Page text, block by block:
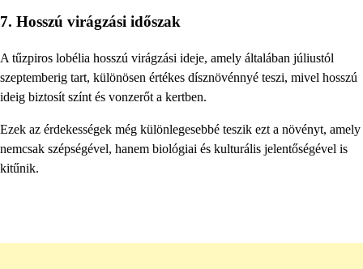
7. Hosszú virágzási időszak
A tűzpiros lobélia hosszú virágzási ideje, amely általában júliustól
szeptemberig tart, különösen értékes dísznövénnyé teszi, mivel hosszú
ideig biztosít színt és vonzerőt a kertben.
Ezek az érdekességek még különlegesebbé teszik ezt a növényt, amely
nemcsak szépségével, hanem biológiai és kulturális jelentőségével is
kitűnik.